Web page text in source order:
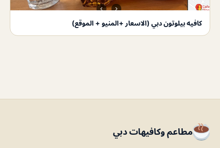
كافيه بيلوتون دبي (الاسعار +المنيو + الموقع)
مطاعم وكافيهات دبي